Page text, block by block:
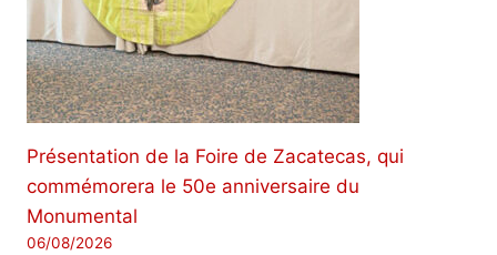
Présentation de la Foire de Zacatecas, qui
commémorera le 50e anniversaire du
Monumental
06/08/2026